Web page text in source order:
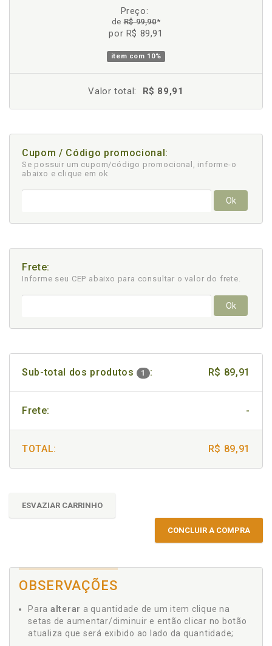
Preço:
deR$ 99,90*
por R$ 89,91
item com 10%
Valor total: R$ 89,91
Cupom / Código promocional:
Se possuir um cupom/código promocional, informe-o
abaixo e clique em ok
Ok
Frete:
Informe seu CEP abaixo para consultar o valor do frete.
Ok
Sub-total dos produtos 1 : R$ 89,91
Frete: -
TOTAL: R$ 89,91
ESVAZIAR CARRINHO
CONCLUIR A COMPRA
OBSERVAÇÕES
Para alterar a quantidade de um item clique na
setas de aumentar/diminuir e então clicar no botão
atualiza que será exibido ao lado da quantidade;